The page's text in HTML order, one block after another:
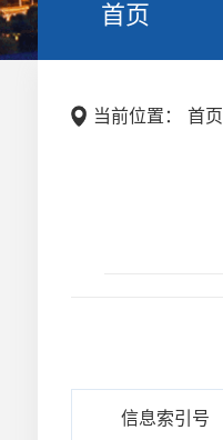
首页
当前位置： 首页
信息索引号